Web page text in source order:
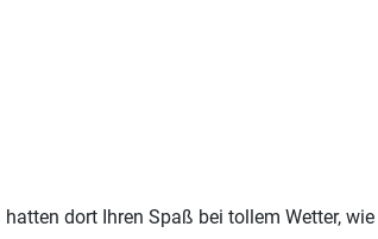
dort Ihren Spaß bei tollem Wetter,